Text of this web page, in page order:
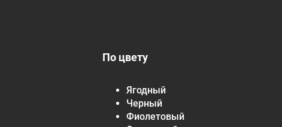
По цвету
Ягодный
Черный
Фиолетовый